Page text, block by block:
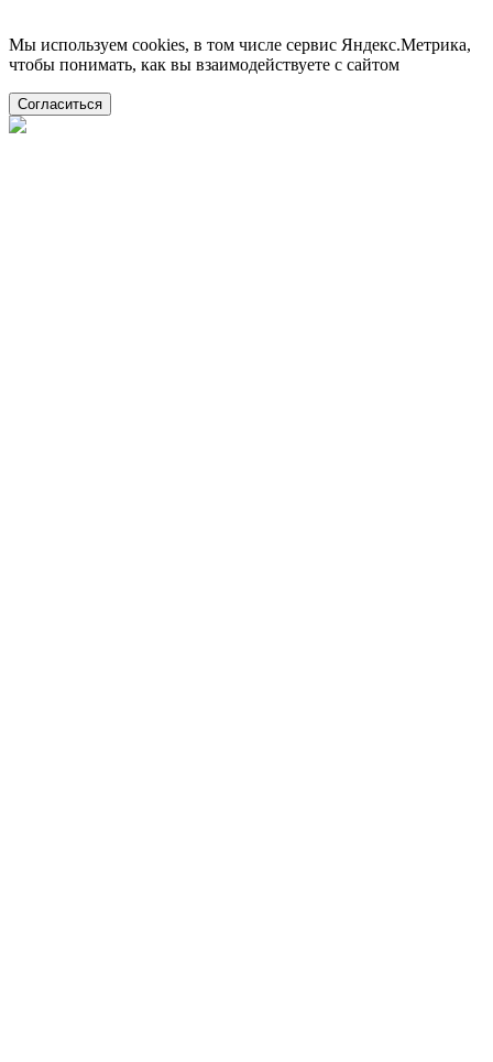
Мы используем cookies, в том числе сервис Яндекс.Метрика,
чтобы понимать, как вы взаимодействуете с сайтом
Согласиться